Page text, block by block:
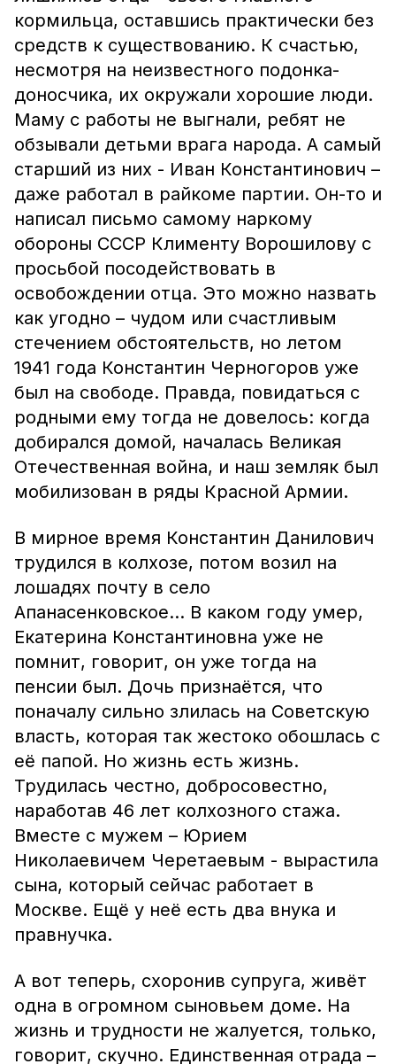
кормильца, оставшись практически без
средств к существованию. К счастью,
несмотря на неизвестного подонка-
доносчика, их окружали хорошие люди.
Маму с работы не выгнали, ребят не
обзывали детьми врага народа. А самый
старший из них - Иван Константинович –
даже работал в райкоме партии. Он-то и
написал письмо самому наркому
обороны СССР Клименту Ворошилову с
просьбой посодействовать в
освобождении отца. Это можно назвать
как угодно – чудом или счастливым
стечением обстоятельств, но летом
1941 года Константин Черногоров уже
был на свободе. Правда, повидаться с
родными ему тогда не довелось: когда
добирался домой, началась Великая
Отечественная война, и наш земляк был
мобилизован в ряды Красной Армии.
В мирное время Константин Данилович
трудился в колхозе, потом возил на
лошадях почту в село
Апанасенковское... В каком году умер,
Екатерина Константиновна уже не
помнит, говорит, он уже тогда на
пенсии был. Дочь признаётся, что
поначалу сильно злилась на Советскую
власть, которая так жестоко обошлась с
её папой. Но жизнь есть жизнь.
Трудилась честно, добросовестно,
наработав 46 лет колхозного стажа.
Вместе с мужем – Юрием
Николаевичем Черетаевым - вырастила
сына, который сейчас работает в
Москве. Ещё у неё есть два внука и
правнучка.
А вот теперь, схоронив супруга, живёт
одна в огромном сыновьем доме. На
жизнь и трудности не жалуется, только,
говорит, скучно. Единственная отрада –